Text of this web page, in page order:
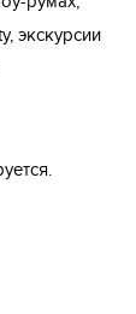
экскурсии